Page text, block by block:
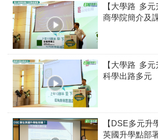
【大學路 多
商學院簡介及
【大學路 多
科學出路多元
【DSE多元升
英國升學點部